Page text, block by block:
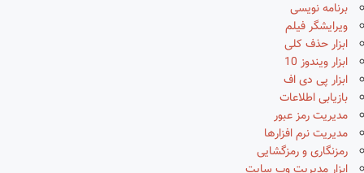
برنامه نویسی
ویرایشگر فیلم
ابزار حذف کلی
ابزار ویندوز 10
ابزار پی دی اف
بازیابی اطلاعات
مدیریت رمز عبور
مدیریت نرم افزارها
رمزنگاری و رمزگشایی